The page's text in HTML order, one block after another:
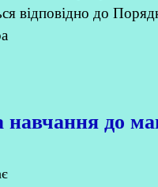
відповідно до
до